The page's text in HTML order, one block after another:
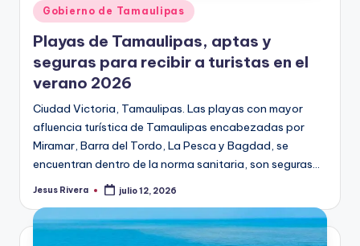
Publicado
en
Gobierno de Tamaulipas
Playas de Tamaulipas, aptas y
seguras para recibir a turistas en el
verano 2026
Ciudad Victoria, Tamaulipas. Las playas con mayor
afluencia turística de Tamaulipas encabezadas por
Miramar, Barra del Tordo, La Pesca y Bagdad, se
encuentran dentro de la norma sanitaria, son seguras…
Publicado
Jesus Rivera julio 12, 2026